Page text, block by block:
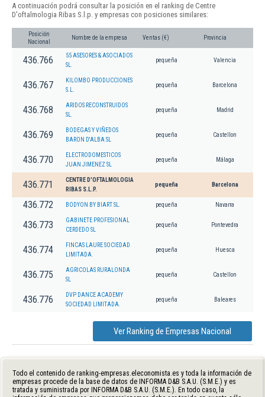
A continuación podrá consultar la posición en el ranking de Centre
D'oftalmologia Ribas S.l.p. y empresas con posiciones similares:
Posición
Nacional
Nombre de la empresa Ventas (€) Provincia
436.766
55 ASESORES & ASOCIADOS
SL.
pequeña Valencia
436.767
KILOMBO PRODUCCIONES
S.L.
pequeña Barcelona
436.768
ARIDOS RECONSTRUIDOS
SL.
pequeña Madrid
436.769
BODEGAS Y VIÑEDOS
BARON D'ALBA SL
pequeña Castellon
436.770
ELECTRODOMESTICOS
JUAN JIMENEZ SL
pequeña Málaga
436.771
CENTRE D'OFTALMOLOGIA
RIBAS S.L.P.
pequeña Barcelona
436.772 BODYON BY BIART SL. pequeña Navarra
436.773
GABINETE PROFESIONAL
CERDEDO SL
pequeña Pontevedra
436.774
FINCAS LAURE SOCIEDAD
LIMITADA.
pequeña Huesca
436.775
AGRICOLAS RURALONDA
SL
pequeña Castellon
436.776
DVP DANCE ACADEMY
SOCIEDAD LIMITADA.
pequeña Baleares
Ver Ranking de Empresas Nacional
Todo el contenido de ranking-empresas.eleconomista.es y toda la información de
empresas procede de la base de datos de INFORMA D&B S.A.U. (S.M.E.) y es
tratada y suministrada por INFORMA D&B S.A.U. (S.M.E.). En todo caso, la